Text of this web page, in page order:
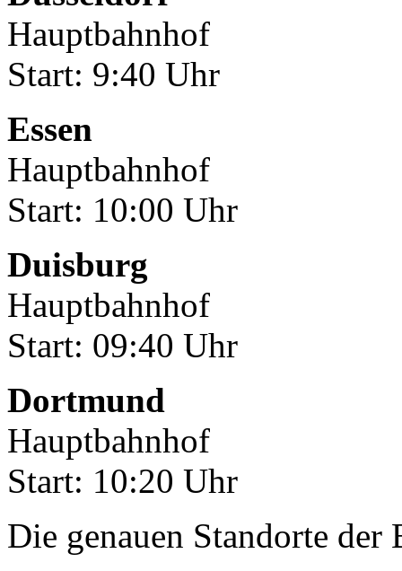
Hauptbahnhof
Start: 9:40 Uhr
Essen
Hauptbahnhof
Start: 10:00 Uhr
Duisburg
Hauptbahnhof
Start: 09:40 Uhr
Dortmund
Hauptbahnhof
Start: 10:20 Uhr
Die genauen Standorte